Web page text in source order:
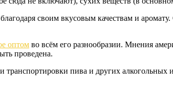
своим вкусовым качествам и
оптом во всём его разнообразии. Мнения
проведена.
транспортировки пива и других